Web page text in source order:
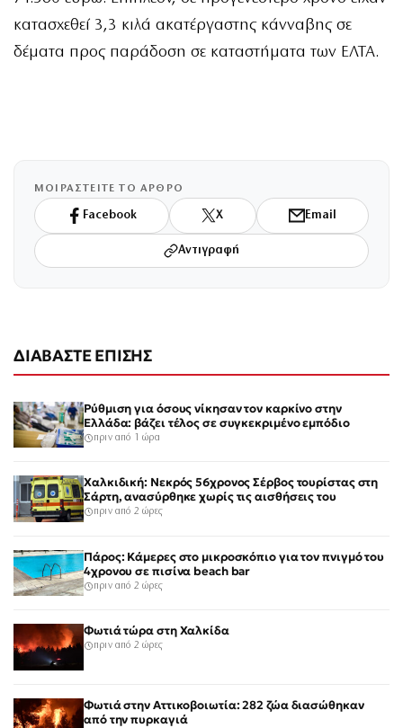
κατασχεθεί 3,3 κιλά ακατέργαστης κάνναβης σε
δέματα προς παράδοση σε καταστήματα των ΕΛΤΑ.
ΜΟΙΡΑΣΤΕΙΤΕ ΤΟ ΑΡΘΡΟ
Facebook X Email
Αντιγραφή
ΔΙΑΒΑΣΤΕ ΕΠΙΣΗΣ
Ρύθμιση για όσους νίκησαν τον καρκίνο στην
Ελλάδα: βάζει τέλος σε συγκεκριμένο εμπόδιο
πριν από 1 ώρα
Χαλκιδική: Νεκρός 56χρονος Σέρβος τουρίστας στη
Σάρτη, ανασύρθηκε χωρίς τις αισθήσεις του
πριν από 2 ώρες
Πάρος: Κάμερες στο μικροσκόπιο για τον πνιγμό του
4χρονου σε πισίνα beach bar
πριν από 2 ώρες
Φωτιά τώρα στη Χαλκίδα
πριν από 2 ώρες
Φωτιά στην Αττικοβοιωτία: 282 ζώα διασώθηκαν
από την πυρκαγιά